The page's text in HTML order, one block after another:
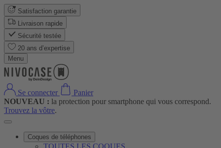
Satisfaction garantie
Livraison rapide
Sécurité testée
20 ans d’expertise
Menu
Se connecter
Panier
NOUVEAU : la protection pour smartphone qui vous correspond.
Trouvez la vôtre.
Coques de téléphones
TOUTES LES COQUES